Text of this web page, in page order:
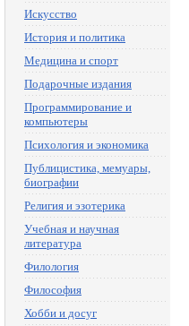
Искусство
История и политика
Медицина и спорт
Подарочные издания
Программирование и
компьютеры
Психология и экономика
Публицистика, мемуары,
биографии
Религия и эзотерика
Учебная и научная
литература
Филология
Философия
Хобби и досуг